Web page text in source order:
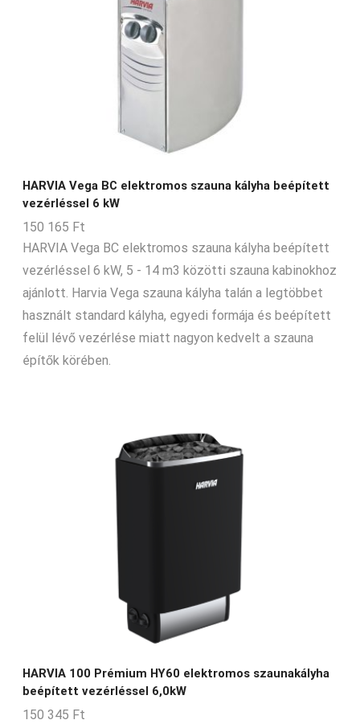
HARVIA Vega BC elektromos szauna kályha beépített
vezérléssel 6 kW
150 165 Ft
HARVIA Vega BC elektromos szauna kályha beépített
vezérléssel 6 kW, 5 - 14 m3 közötti szauna kabinokhoz
ajánlott. Harvia Vega szauna kályha talán a legtöbbet
használt standard kályha, egyedi formája és beépített
felül lévő vezérlése miatt nagyon kedvelt a szauna
építők körében.
HARVIA 100 Prémium HY60 elektromos szaunakályha
beépített vezérléssel 6,0kW
150 345 Ft